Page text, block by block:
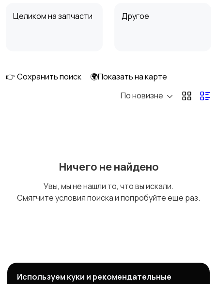
Целиком на запчасти Другое
👉 Сохранить поиск
🌍Показать на карте
По новизне
Ничего не найдено
Увы, мы не нашли то, что вы искали.
Смягчите условия поиска и попробуйте еще раз.
Используем куки и рекомендательные